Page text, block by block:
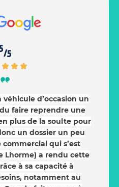
/5
véhicule d’occasion un
faire reprendre une
plus de la soulte pour
un dossier un peu
qui s’est
Lhorme) a rendu cette
à sa capacité à
notamment au